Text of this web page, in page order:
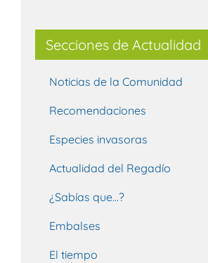
Secciones de Actualidad
Noticias de la Comunidad
Recomendaciones
Especies invasoras
Actualidad del Regadío
¿Sabías que…?
Embalses
El tiempo